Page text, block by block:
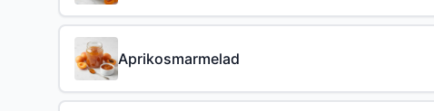
Aprikosmarmelad